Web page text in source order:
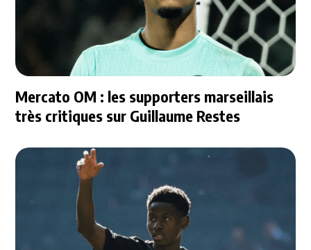
Mercato OM : les supporters marseillais
très critiques sur Guillaume Restes